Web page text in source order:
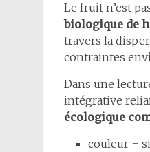
Le fruit n’est
biologique de
travers la
contraintes
Dans une
intégrative
écologique
couleur =